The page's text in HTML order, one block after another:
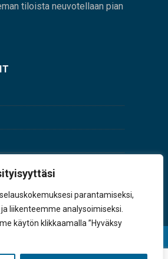
parantamiseksi,
liikenteemme analysoimiseksi.
käytön klikkaamalla ”Hyväksy
tiloista neuvotellaan pian
8